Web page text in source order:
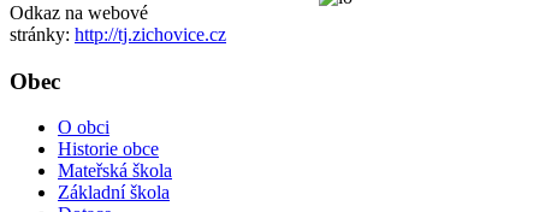
Odkaz na webové
stránky: http://tj.zichovice.cz
Obec
O obci
Historie obce
Mateřská škola
Základní škola